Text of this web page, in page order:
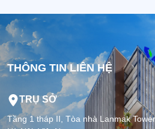
THÔNG TIN LIÊN HỆ
TRỤ SỞ
Tầng 1 tháp II, Tòa nhà Lanmak